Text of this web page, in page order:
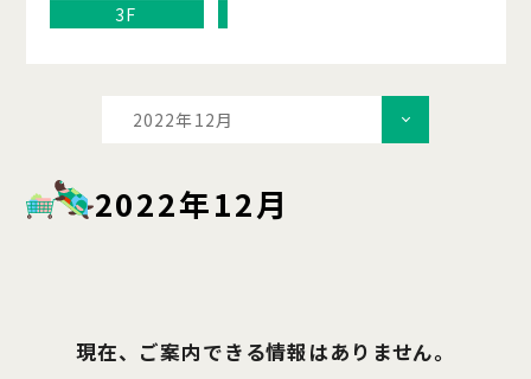
3F
2022年12月
2022年12月
現在、ご案内できる情報はありません。